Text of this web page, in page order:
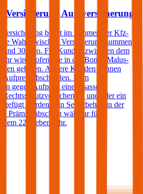
Versicherung Autoversicherung
Versicherung bietet im Rahmen der Kfz-
Wahl zwischen Versicherungssummen
und 30 Mio. Für Kunden zwischen dem
wird, sofern sie in der Bonus Malus-
geboten. Andere Kunden können
Aufpreis abschließen. Dem
gegen Aufpreis eine Insassen-
Rechtsschutzversicherung und/oder ein
werden. Ein Selbstbehalt in der
Prämienabschlag wählbar für
dem 22. Lebensjahr.